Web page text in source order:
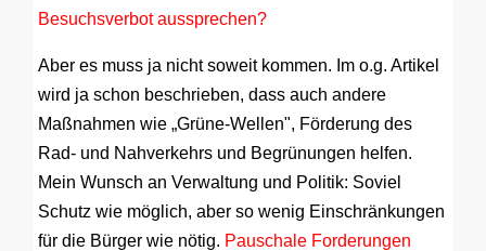
Besuchsverbot aussprechen?
Aber es muss ja nicht soweit kommen. Im o.g. Artikel
wird ja schon beschrieben, dass auch andere
Maßnahmen wie „Grüne-Wellen", Förderung des
Rad- und Nahverkehrs und Begrünungen helfen.
Mein Wunsch an Verwaltung und Politik: Soviel
Schutz wie möglich, aber so wenig Einschränkungen
für die Bürger wie nötig. Pauschale Forderungen